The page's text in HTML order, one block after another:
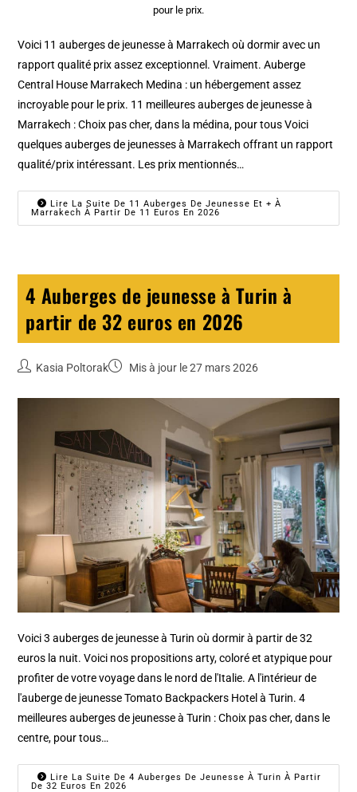
pour le prix.
Voici 11 auberges de jeunesse à Marrakech où dormir avec un
rapport qualité prix assez exceptionnel. Vraiment. Auberge
Central House Marrakech Medina : un hébergement assez
incroyable pour le prix. 11 meilleures auberges de jeunesse à
Marrakech : Choix pas cher, dans la médina, pour tous Voici
quelques auberges de jeunesses à Marrakech offrant un rapport
qualité/prix intéressant. Les prix mentionnés…
Lire La Suite De 11 Auberges De Jeunesse Et + À
Marrakech À Partir De 11 Euros En 2026
4 Auberges de jeunesse à Turin à
partir de 32 euros en 2026
Kasia Poltorak Mis à jour le 27 mars 2026
Voici 3 auberges de jeunesse à Turin où dormir à partir de 32
euros la nuit. Voici nos propositions arty, coloré et atypique pour
profiter de votre voyage dans le nord de l'Italie. A l'intérieur de
l'auberge de jeunesse Tomato Backpackers Hotel à Turin. 4
meilleures auberges de jeunesse à Turin : Choix pas cher, dans le
centre, pour tous…
Lire La Suite De 4 Auberges De Jeunesse À Turin À Partir
De 32 Euros En 2026